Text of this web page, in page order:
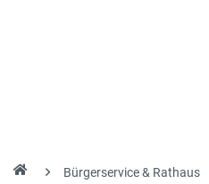
Bürgerservice & Rathaus